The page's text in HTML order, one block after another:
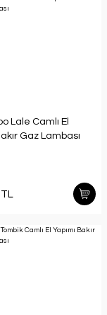
Lale Camlı El
Gaz Lambası